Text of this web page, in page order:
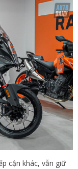
cận khác, vẫn giữ